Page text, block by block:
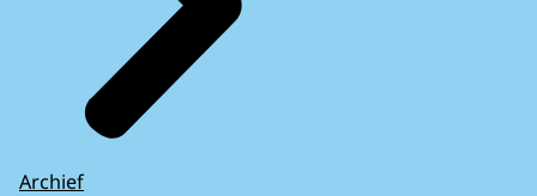
Archief